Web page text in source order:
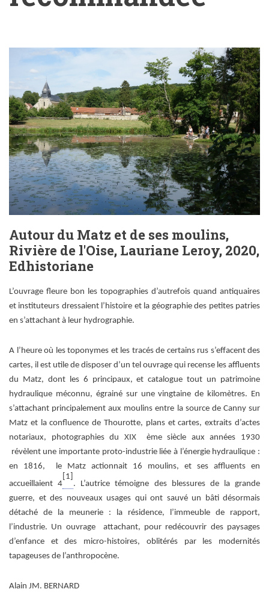
recommandée
Autour du Matz et de ses moulins,
Rivière de l'Oise, Lauriane Leroy, 2020,
Edhistoriane
L’ouvrage fleure bon les topographies d’autrefois quand antiquaires
et instituteurs dressaient l’histoire et la géographie des petites patries
en s’attachant à leur hydrographie.
A l’heure où les toponymes et les tracés de certains rus s’effacent des
cartes, il est utile de disposer d’un tel ouvrage qui recense les affluents
du Matz, dont les 6 principaux, et catalogue tout un patrimoine
hydraulique méconnu, égrainé sur une vingtaine de kilomètres. En
s’attachant principalement aux moulins entre la source de Canny sur
Matz et la confluence de Thourotte, plans et cartes, extraits d’actes
notariaux, photographies du XIX ème siècle aux années 1930
révèlent une importante proto-industrie liée à l’énergie hydraulique :
en 1816, le Matz actionnait 16 moulins, et ses affluents en
accueillaient 4
[1]
. L’autrice témoigne des blessures de la grande
guerre, et des nouveaux usages qui ont sauvé un bâti désormais
détaché de la meunerie : la résidence, l’immeuble de rapport,
l’industrie. Un ouvrage attachant, pour redécouvrir des paysages
d’enfance et des micro-histoires, oblitérés par les modernités
tapageuses de l’anthropocène.
Alain JM. BERNARD